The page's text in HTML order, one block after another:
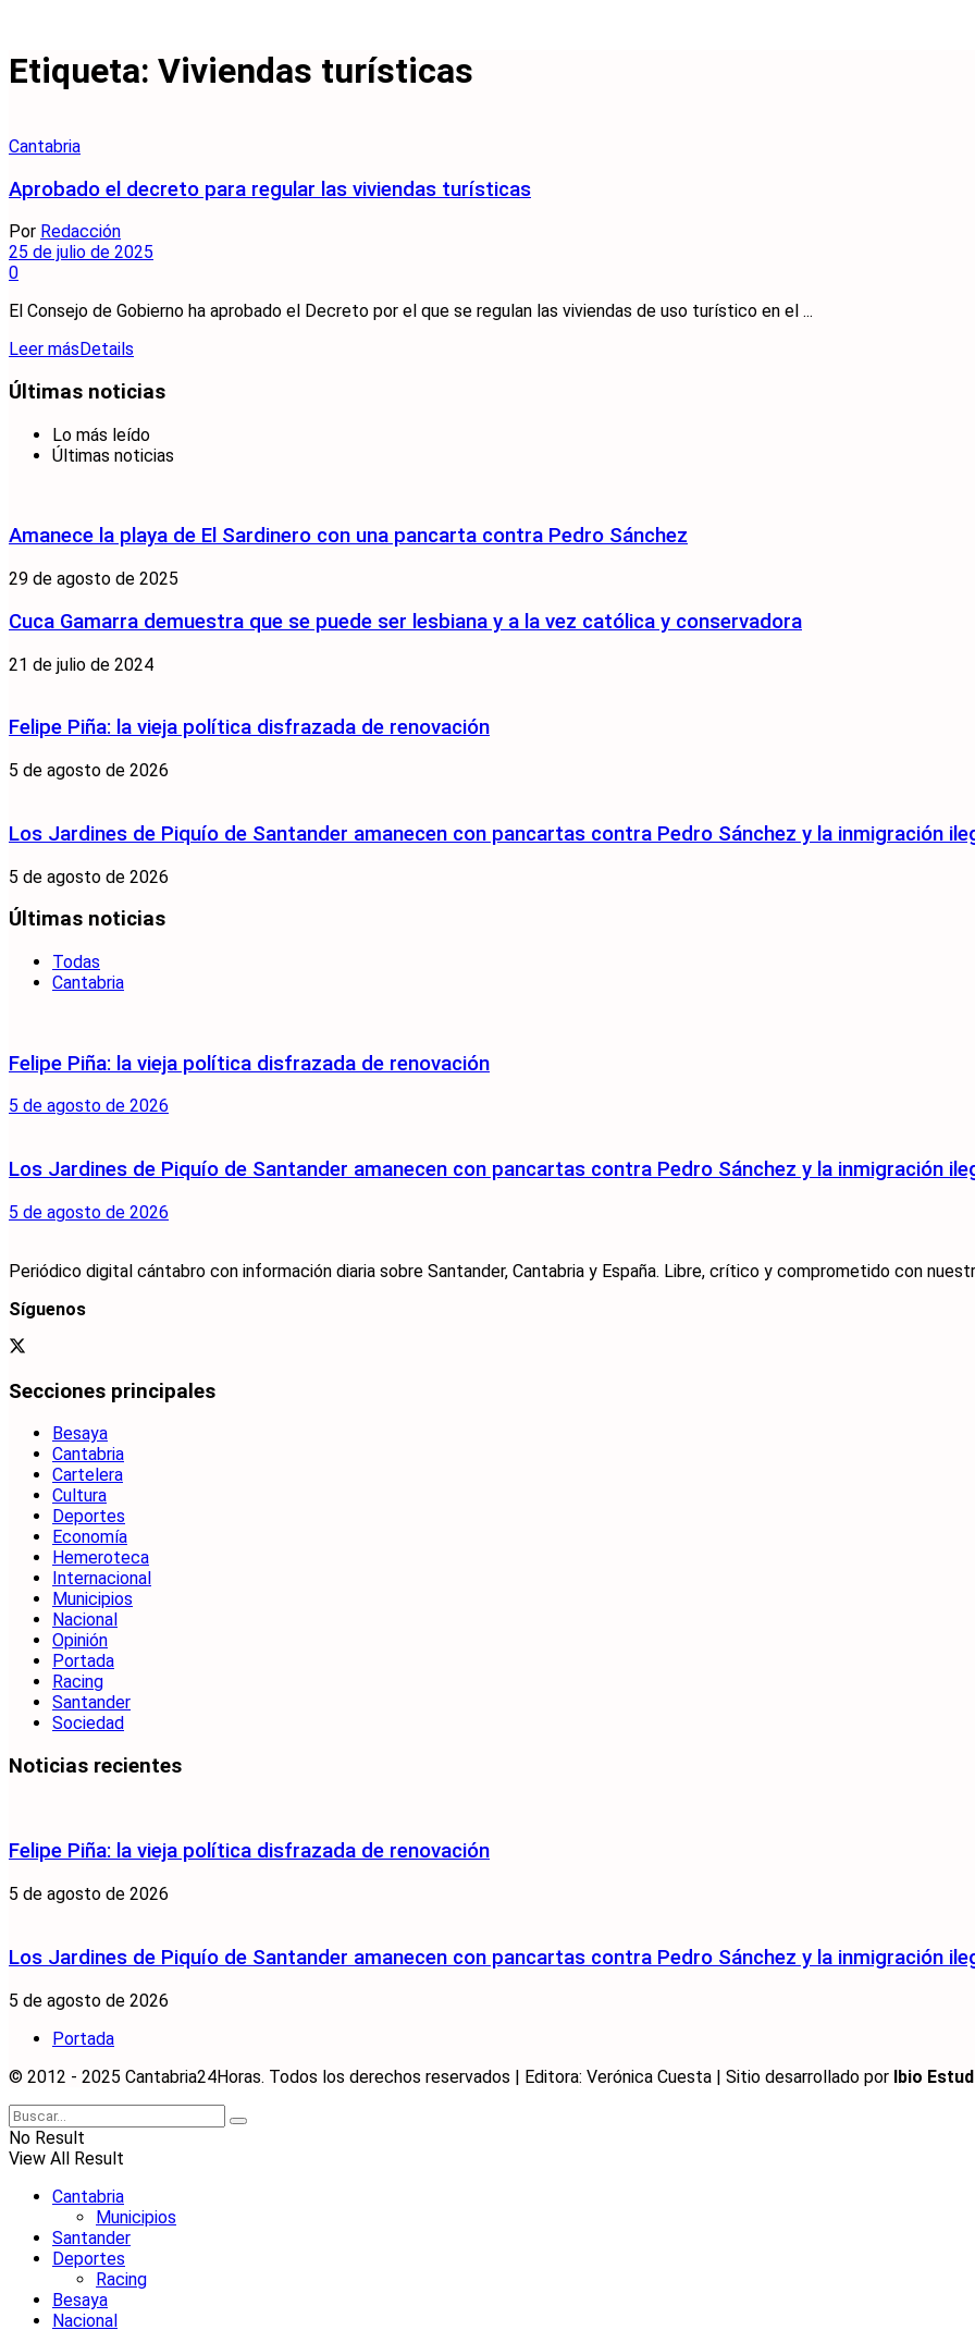
Etiqueta: Viviendas turísticas
Cantabria
Aprobado el decreto para regular las viviendas turísticas
Por Redacción
25 de julio de 2025
0
El Consejo de Gobierno ha aprobado el Decreto por el que se regulan las viviendas de uso turístico en el ...
Leer más Details
Últimas noticias
Lo más leído
Últimas noticias
Amanece la playa de El Sardinero con una pancarta contra Pedro Sánchez
29 de agosto de 2025
Cuca Gamarra demuestra que se puede ser lesbiana y a la vez católica y conservadora
21 de julio de 2024
Felipe Piña: la vieja política disfrazada de renovación
5 de agosto de 2026
Los Jardines de Piquío de Santander amanecen con pancartas contra Pedro Sánchez y la inmigración
5 de agosto de 2026
Últimas noticias
Todas
Cantabria
Felipe Piña: la vieja política disfrazada de renovación
5 de agosto de 2026
Los Jardines de Piquío de Santander amanecen con pancartas contra Pedro Sánchez y la inmigración
5 de agosto de 2026
Periódico digital cántabro con información diaria sobre Santander, Cantabria y España. Libre, crítico y comprometido con
Síguenos
Secciones principales
Besaya
Cantabria
Cartelera
Cultura
Deportes
Economía
Hemeroteca
Internacional
Municipios
Nacional
Opinión
Portada
Racing
Santander
Sociedad
Noticias recientes
Felipe Piña: la vieja política disfrazada de renovación
5 de agosto de 2026
Los Jardines de Piquío de Santander amanecen con pancartas contra Pedro Sánchez y la inmigración
5 de agosto de 2026
Portada
© 2012 - 2025 Cantabria24Horas. Todos los derechos reservados | Editora: Verónica Cuesta | Sitio desarrollado por Ibio
No Result
View All Result
Cantabria
Municipios
Santander
Deportes
Racing
Besaya
Nacional